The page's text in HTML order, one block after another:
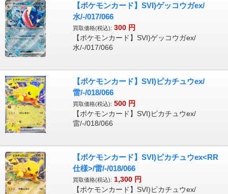
【ポケモンカード】SVI)ゲッコウガex/
水/-/017/066
買取価格(税込): 300 円
【ポケモンカード】SVI)ゲッコウガex/
水/-/017/066
【ポケモンカード】SVI)ピカチュウex/
雷/-/018/066
買取価格(税込): 500 円
【ポケモンカード】SVI)ピカチュウex/
雷/-/018/066
【ポケモンカード】SVI)ピカチュウex<RR
仕様>/雷/-/018/066
買取価格(税込): 1,300 円
【ポケモンカード】SVI)ピカチュウex/